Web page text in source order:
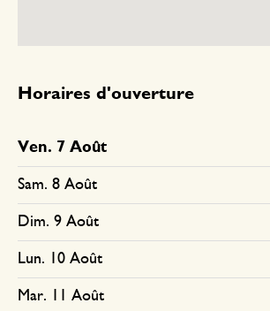
Horaires d'ouverture
Ven. 7 Août
Sam. 8 Août
Dim. 9 Août
Lun. 10 Août
Mar. 11 Août